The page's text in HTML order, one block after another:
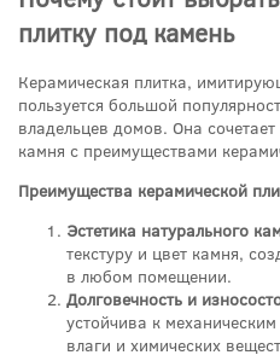
плитку под камень
Керамическая плитка,
пользуется большой
владельцев домов. Она
камня с преимуществами
Преимущества керамической
Эстетика натурального
текстуру и цвет камня,
в любом помещении.
Долговечность и
устойчива к
влаги и химических